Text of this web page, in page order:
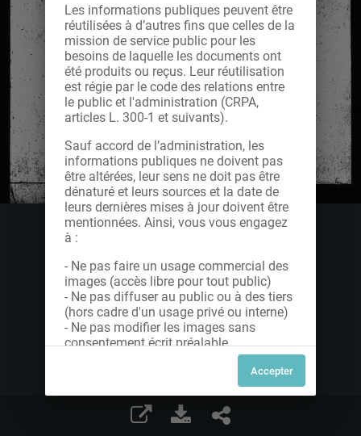
Les informations publiques peuvent être
réutilisées à d’autres fins que celles de la
mission de service public pour les
besoins de laquelle les documents ont
été produits ou reçus. Leur réutilisation
est régie par le code des relations entre
le public et l'administration (CRPA,
articles L. 300-1 et suivants).
Sauf accord de l’administration, les
informations publiques ne doivent pas
être altérées, leur sens ne doit pas être
dénaturé et leurs sources et la date de
leurs dernières mises à jour doivent être
mentionnées. Ainsi, vous vous engagez
à :
- Ne pas faire un usage commercial des
images (accès libre pour tout public)
- Ne pas diffuser au public ou à des tiers
(hors cadre d'un usage privé ou interne)
- Ne pas modifier les images sans
consentement écrit préalable
Dans le cas contraire, nous vous invitons
à nous contacter afin de solliciter le type
de Licence souhaitée parmi celles
proposées et le cas échéant, acquitter